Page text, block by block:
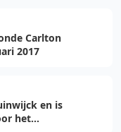
Carlton
2017
en is
het